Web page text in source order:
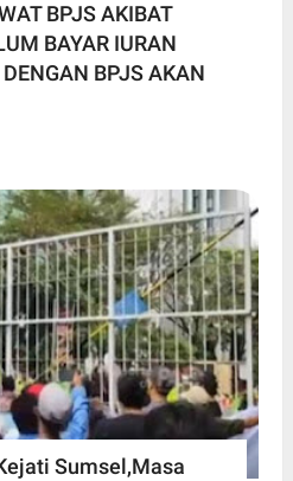
BPJS AKIBAT
BAYAR IURAN
BPJS AKAN
Sumsel,Masa